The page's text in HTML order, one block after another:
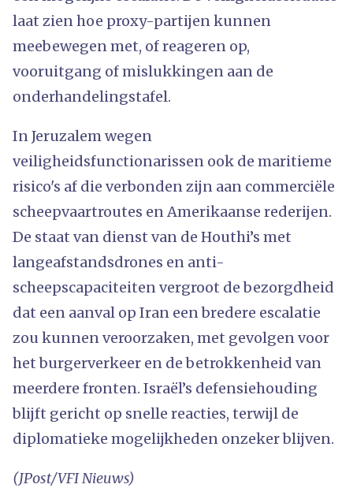
laat zien hoe proxy-partijen kunnen
meebewegen met, of reageren op,
vooruitgang of mislukkingen aan de
onderhandelingstafel.
In Jeruzalem wegen
veiligheidsfunctionarissen ook de maritieme
risico's af die verbonden zijn aan commerciële
scheepvaartroutes en Amerikaanse rederijen.
De staat van dienst van de Houthi’s met
langeafstandsdrones en anti-
scheepscapaciteiten vergroot de bezorgdheid
dat een aanval op Iran een bredere escalatie
zou kunnen veroorzaken, met gevolgen voor
het burgerverkeer en de betrokkenheid van
meerdere fronten. Israël’s defensiehouding
blijft gericht op snelle reacties, terwijl de
diplomatieke mogelijkheden onzeker blijven.
(JPost/VFI Nieuws)